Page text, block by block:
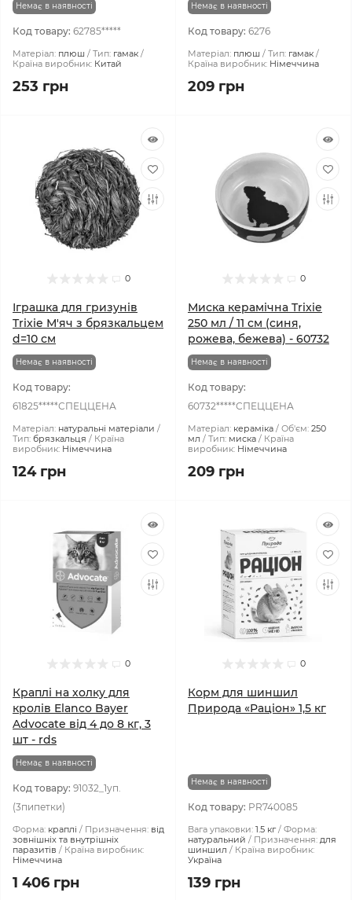
Немає в наявності
Код товару: 62785*****
Матеріал: плюш Тип: гамак
Країна виробник: Китай
253 грн
Немає в наявності
Код товару: 6276
Матеріал: плюш Тип: гамак
Країна виробник: Німеччина
209 грн
0
Іграшка для гризунів
Trixie М'яч з брязкальцем
d=10 см
Немає в наявності
Код товару:
61825*****СПЕЦЦЕНА
Матеріал: натуральні матеріали
Тип: брязкальця
Країна
виробник: Німеччина
124 грн
0
Миска керамічна Trixie
250 мл / 11 см (синя,
рожева, бежева) - 60732
Немає в наявності
Код товару:
60732*****СПЕЦЦЕНА
Матеріал: кераміка Об'єм: 250
мл
Тип: миска
Країна
виробник: Німеччина
209 грн
0
Краплі на холку для
кролів Elanco Bayer
Advocate від 4 до 8 кг, 3
шт - rds
Немає в наявності
Код товару: 91032_1уп.
(3пипетки)
Форма: краплі Призначення: від
зовнішніх та внутрішніх
паразитів
Країна виробник:
Німеччина
1 406 грн
0
Корм для шиншил
Природа «Раціон» 1,5 кг
Немає в наявності
Код товару: PR740085
Вага упаковки: 1.5 кг
Форма:
натуральний
Призначення: для
шиншил
Країна виробник:
Україна
139 грн